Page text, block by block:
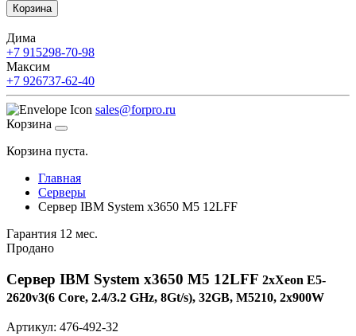
Корзина
Дима
+7 915298-70-98
Максим
+7 926737-62-40
sales@forpro.ru
Корзина
Корзина пуста.
Главная
Серверы
Сервер IBM System x3650 M5 12LFF
Гарантия 12 мес.
Продано
Сервер IBM System x3650 M5 12LFF 2xXeon E5-
2620v3(6 Core, 2.4/3.2 GHz, 8Gt/s), 32GB, M5210, 2x900W
Артикул: 476-492-32